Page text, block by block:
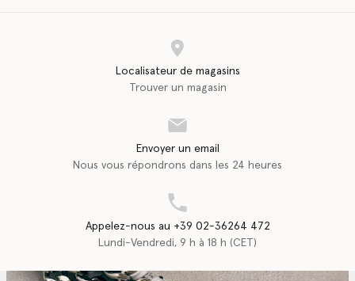
Localisateur de magasins
Trouver un magasin
Envoyer un email
Nous vous répondrons dans les 24 heures
Appelez-nous au +39 02-36264 472
Lundi-Vendredi, 9 h à 18 h (CET)